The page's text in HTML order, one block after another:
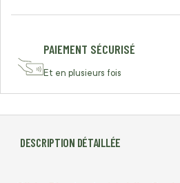
PAIEMENT SÉCURISÉ
Et en plusieurs fois
DESCRIPTION DÉTAILLÉE